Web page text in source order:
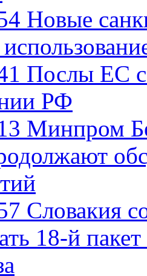
Новые
Послы ЕС
РФ
Минпром
Словакия
18-й